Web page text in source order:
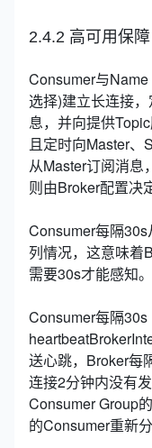
2.4.2 高可用保障
Consumer与
选择)建立长连接
息，并向提供
且定时向Master、
从Master订阅消息
则由Broker配置决
Consumer每隔
列情况，这意味着
需要30s才能感知。
Consumer每隔
送心跳，Broker每
连接2分钟内没有
Consumer Group
的Consumer重新